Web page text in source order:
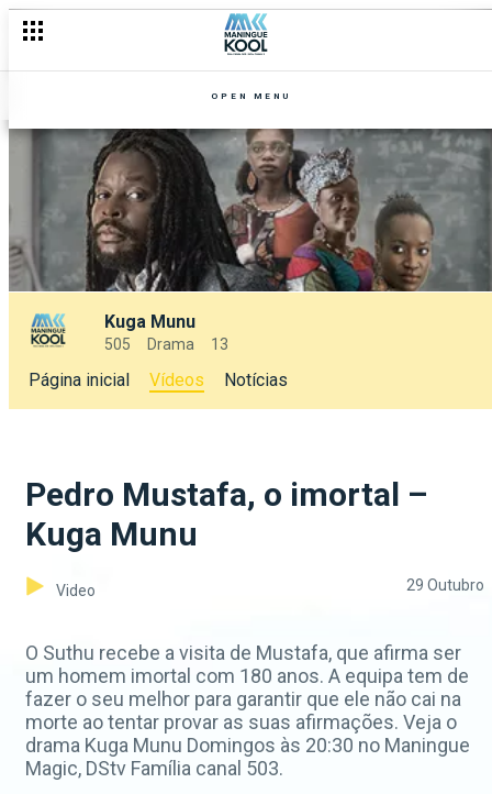
OPEN MENU
Kuga Munu
505 Drama 13
Página inicial Vídeos Notícias
Pedro Mustafa, o imortal –
Kuga Munu
Video 29 Outubro
O Suthu recebe a visita de Mustafa, que afirma ser
um homem imortal com 180 anos. A equipa tem de
fazer o seu melhor para garantir que ele não cai na
morte ao tentar provar as suas afirmações. Veja o
drama Kuga Munu Domingos às 20:30 no Maningue
Magic, DStv Família canal 503.